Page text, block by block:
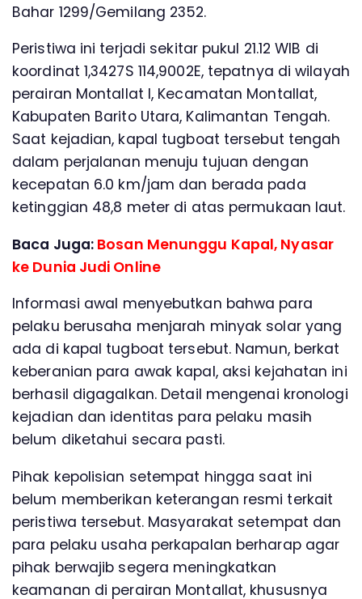
Bahar 1299/Gemilang 2352.
Peristiwa ini terjadi sekitar pukul 21.12 WIB di
koordinat 1,3427S 114,9002E, tepatnya di wilayah
perairan Montallat I, Kecamatan Montallat,
Kabupaten Barito Utara, Kalimantan Tengah.
Saat kejadian, kapal tugboat tersebut tengah
dalam perjalanan menuju tujuan dengan
kecepatan 6.0 km/jam dan berada pada
ketinggian 48,8 meter di atas permukaan laut.
Baca Juga: Bosan Menunggu Kapal, Nyasar
ke Dunia Judi Online
Informasi awal menyebutkan bahwa para
pelaku berusaha menjarah minyak solar yang
ada di kapal tugboat tersebut. Namun, berkat
keberanian para awak kapal, aksi kejahatan ini
berhasil digagalkan. Detail mengenai kronologi
kejadian dan identitas para pelaku masih
belum diketahui secara pasti.
Pihak kepolisian setempat hingga saat ini
belum memberikan keterangan resmi terkait
peristiwa tersebut. Masyarakat setempat dan
para pelaku usaha perkapalan berharap agar
pihak berwajib segera meningkatkan
keamanan di perairan Montallat, khususnya